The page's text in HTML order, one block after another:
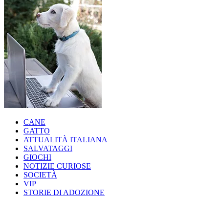
CANE
GATTO
ATTUALITÀ ITALIANA
SALVATAGGI
GIOCHI
NOTIZIE CURIOSE
SOCIETÀ
VIP
STORIE DI ADOZIONE